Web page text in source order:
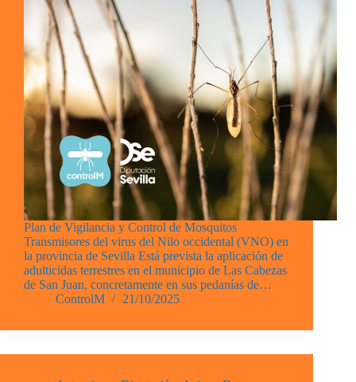
Plan de Vigilancia y Control de Mosquitos
Transmisores del virus del Nilo occidental (VNO) en
la provincia de Sevilla Está prevista la aplicación de
adulticidas terrestres en el municipio de Las Cabezas
de San Juan, concretamente en sus pedanías de…
ControlM
21/10/2025